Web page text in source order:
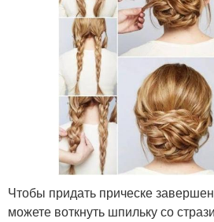
Чтобы придать прическе
можете воткнуть шпильку со